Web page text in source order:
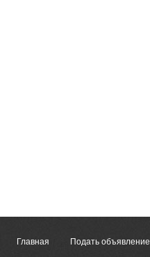
Главная Подать объявление